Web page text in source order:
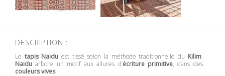
DESCRIPTION :
Le tapis Naidu est tissé selon la méthode traditionnelle du Kilim.
Naidu arbore un motif aux allures d’écriture primitive, dans des
couleurs vives.